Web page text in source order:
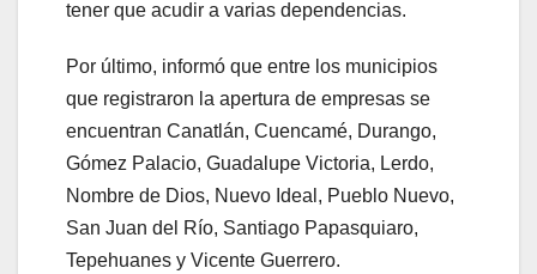
tener que acudir a varias dependencias.
Por último, informó que entre los municipios
que registraron la apertura de empresas se
encuentran Canatlán, Cuencamé, Durango,
Gómez Palacio, Guadalupe Victoria, Lerdo,
Nombre de Dios, Nuevo Ideal, Pueblo Nuevo,
San Juan del Río, Santiago Papasquiaro,
Tepehuanes y Vicente Guerrero.